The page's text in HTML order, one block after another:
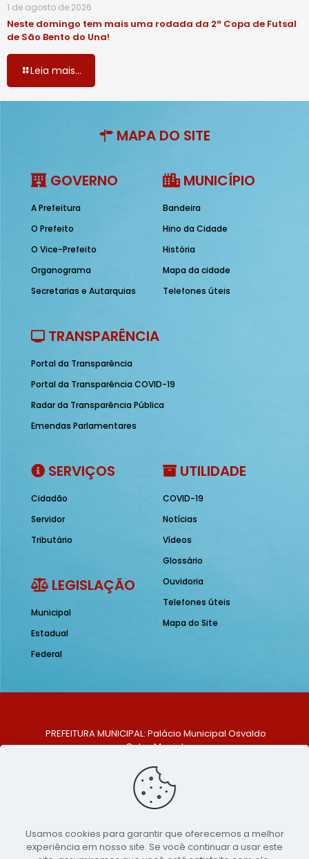
1 de agosto de 2026
Neste domingo tem mais uma rodada da 2ª Copa de Futsal
de São Bento do Una!
Leia mais...
MAPA DO SITE
GOVERNO
A Prefeitura
O Prefeito
O Vice-Prefeito
Organograma
Secretarias e Autarquias
MUNICÍPIO
Bandeira
Hino da Cidade
História
Mapa da cidade
Telefones úteis
TRANSPARÊNCIA
Portal da Transparência
Portal da Transparência COVID-19
Radar da Transparência Pública
Emendas Parlamentares
SERVIÇOS
Cidadão
Servidor
Tributário
LEGISLAÇÃO
Municipal
Estadual
Federal
UTILIDADE
COVID-19
Notícias
Vídeos
Glossário
Ouvidoria
Telefones úteis
Mapa do Site
PREFEITURA MUNICIPAL: Palácio Municipal Osvaldo
Celso Maciel
Centro, São Bento do Una - PE. CEP: 553370-128
TELEFONE: (81) 99548-1569
E-MAIL: ouvidoria@saobentodouna.pe.gov.br
Copyright 2021-2026 - Assessoria de Comunicação da
Usamos cookies para garantir que oferecemos a melhor
experiência em nosso site. Se você continuar a usar este